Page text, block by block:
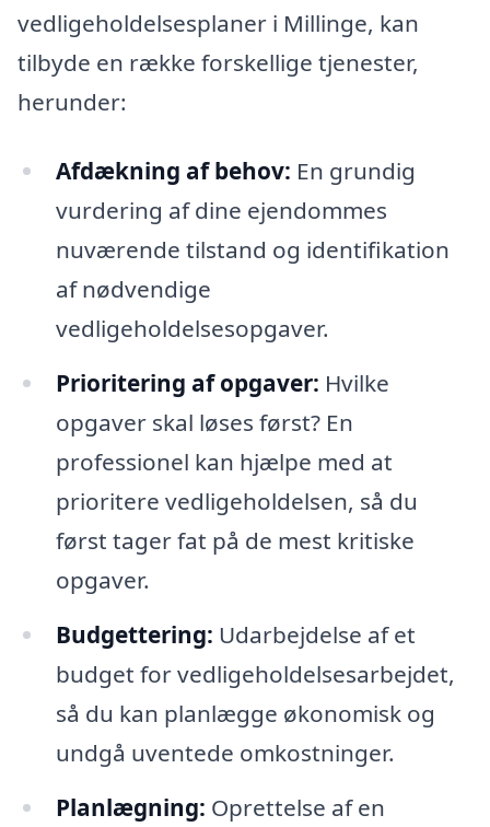
vedligeholdelsesplaner i Millinge, kan
tilbyde en række forskellige tjenester,
herunder:
Afdækning af behov: En grundig
vurdering af dine ejendommes
nuværende tilstand og identifikation
af nødvendige
vedligeholdelsesopgaver.
Prioritering af opgaver: Hvilke
opgaver skal løses først? En
professionel kan hjælpe med at
prioritere vedligeholdelsen, så du
først tager fat på de mest kritiske
opgaver.
Budgettering: Udarbejdelse af et
budget for vedligeholdelsesarbejdet,
så du kan planlægge økonomisk og
undgå uventede omkostninger.
Planlægning: Oprettelse af en